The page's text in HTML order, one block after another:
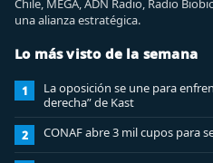
Chile, MEGA, ADN Radio, Radio
una alianza estratégica.
Lo más visto de la semana
1
La oposición se une para
derecha” de Kast
2 CONAF abre 3 mil cupos para